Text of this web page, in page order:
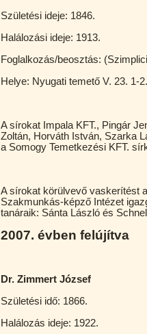
Születési ideje: 1846.
Halálozási ideje: 1913.
Foglalkozás/beosztás:
Helye: Nyugati temető V. 23. 1-2.
A sírokat Impala KFT., Pingár
Zoltán, Horváth István, Szarka
a Somogy Temetkezési KFT.
A sírokat körülvevő vaskerítést
Szakmunkás-képző Intézet
tanáraik: Sánta László és
2007. évben felújítva
Dr. Zimmert József
Születési idő: 1866.
Halálozás ideje: 1922.